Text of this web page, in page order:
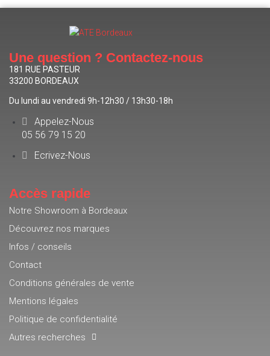
Une question ? Contactez-nous
181 RUE PASTEUR
33200 BORDEAUX
Du lundi au vendredi 9h-12h30 / 13h30-18h
Appelez-Nous
05 56 79 15 20
Ecrivez-Nous
Accès rapide
Notre Showroom à Bordeaux
Découvrez nos marques
Infos / conseils
Contact
Conditions générales de vente
Mentions légales
Politique de confidentialité
Autres recherches